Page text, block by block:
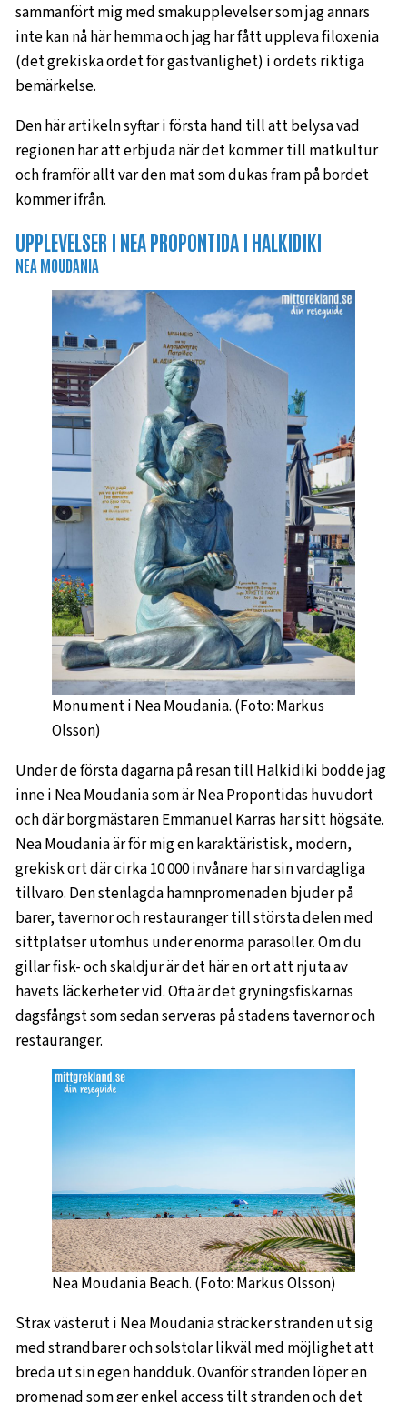
sammanfört mig med smakupplevelser som jag annars
inte kan nå här hemma och jag har fått uppleva filoxenia
(det grekiska ordet för gästvänlighet) i ordets riktiga
bemärkelse.
Den här artikeln syftar i första hand till att belysa vad
regionen har att erbjuda när det kommer till matkultur
och framför allt var den mat som dukas fram på bordet
kommer ifrån.
UPPLEVELSER I NEA PROPONTIDA I HALKIDIKI
NEA MOUDANIA
Monument i Nea Moudania. (Foto: Markus
Olsson)
Under de första dagarna på resan till Halkidiki bodde jag
inne i Nea Moudania som är Nea Propontidas huvudort
och där borgmästaren Emmanuel Karras har sitt högsäte.
Nea Moudania är för mig en karaktäristisk, modern,
grekisk ort där cirka 10 000 invånare har sin vardagliga
tillvaro. Den stenlagda hamnpromenaden bjuder på
barer, tavernor och restauranger till största delen med
sittplatser utomhus under enorma parasoller. Om du
gillar fisk- och skaldjur är det här en ort att njuta av
havets läckerheter vid. Ofta är det gryningsfiskarnas
dagsfångst som sedan serveras på stadens tavernor och
restauranger.
Nea Moudania Beach. (Foto: Markus Olsson)
Strax västerut i Nea Moudania sträcker stranden ut sig
med strandbarer och solstolar likväl med möjlighet att
breda ut sin egen handduk. Ovanför stranden löper en
promenad som ger enkel access tilt stranden och det